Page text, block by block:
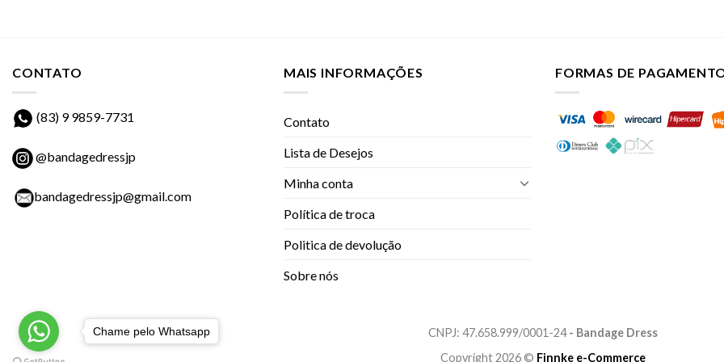
CONTATO
(83) 9 9859-7731
@bandagedressjp
bandagedressjp@gmail.com
MAIS INFORMAÇÕES
Contato
Lista de Desejos
Minha conta
Política de troca
Politica de devolução
Sobre nós
FORMAS DE
CNPJ: 47.658.999/0001-24- Bandage Dress
Copyright 2026 © Finnke e-Commerce
Chame pelo Whatsapp